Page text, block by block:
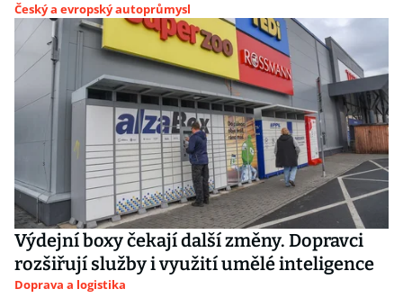
Český a evropský autoprůmysl
Výdejní boxy čekají další změny. Dopravci
rozšiřují služby i využití umělé inteligence
Doprava a logistika